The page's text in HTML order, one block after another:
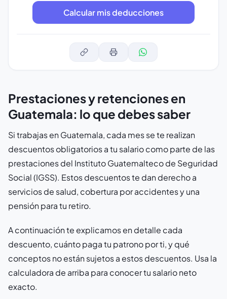
Prestaciones y retenciones en
Guatemala: lo que debes saber
Si trabajas en Guatemala, cada mes se te realizan
descuentos obligatorios a tu salario como parte de las
prestaciones del Instituto Guatemalteco de Seguridad
Social (IGSS). Estos descuentos te dan derecho a
servicios de salud, cobertura por accidentes y una
pensión para tu retiro.
A continuación te explicamos en detalle cada
descuento, cuánto paga tu patrono por ti, y qué
conceptos no están sujetos a estos descuentos. Usa la
calculadora de arriba para conocer tu salario neto
exacto.